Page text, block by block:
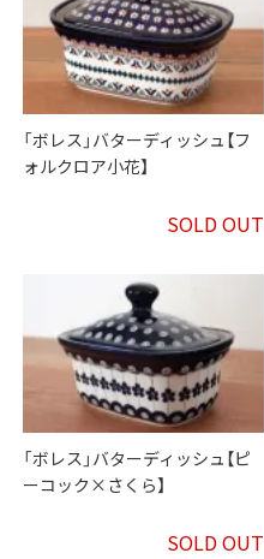
「ボレス」バターディッシュ【フ
ォルクロア小花】
SOLD OUT
「ボレス」バターディッシュ【ピ
ーコック×さくら】
SOLD OUT